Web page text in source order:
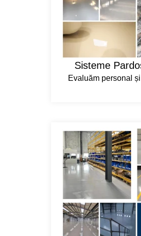
Sisteme
Evaluăm personal